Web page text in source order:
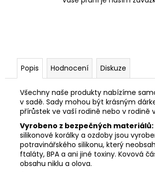
Popis Hodnocení Diskuze
Všechny naše produkty nabízíme
v sadě. Sady mohou být krásným
přírůstek ve vaší rodině nebo v rodině
Vyrobeno z bezpečných materiálů:
silikonové korálky a ozdoby jsou
potravinářského silikonu, který
ftaláty, BPA a ani jiné toxiny. Kovová
obsahu niklu a olova.